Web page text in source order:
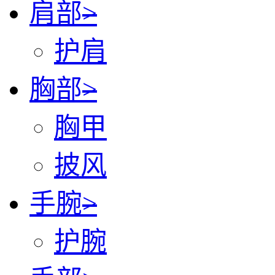
肩部>
护肩
胸部>
胸甲
披风
手腕>
护腕